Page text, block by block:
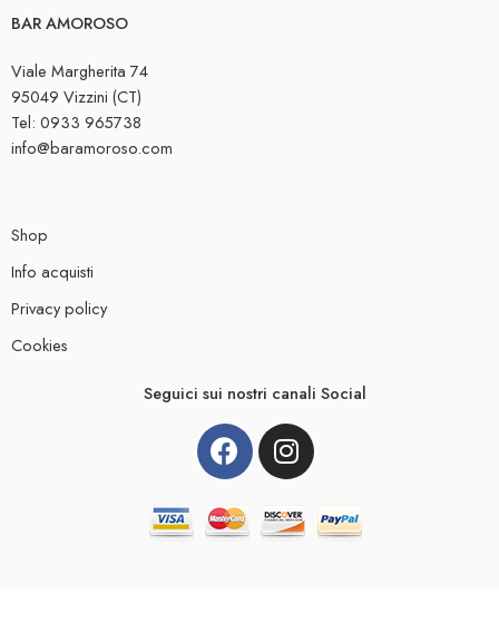
BAR AMOROSO
Viale Margherita 74
95049 Vizzini (CT)
Tel: 0933 965738
info@baramoroso.com
Shop
Info acquisti
Privacy policy
Cookies
Seguici sui nostri canali Social